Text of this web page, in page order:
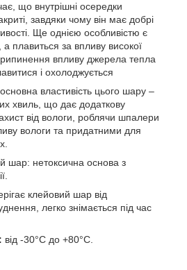
що внутрішні осередки
завдяки чому він має добрі
Ще однією особливістю є
плавиться за впливу високої
впливу джерела тепла
і охолоджується
властивість цього шару –
хвиль, що дає додаткову
від вологи, роблячи шпалери
вологи та придатними для
шар: нетоксична основа з
клейовий шар від
легко знімається під час
від -30°C до +80°C.